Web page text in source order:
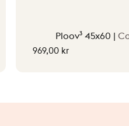
Ploov³ 45x60 |
969,00 kr